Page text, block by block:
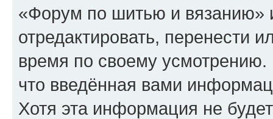
«Форум по шитью и вязанию»
отредактировать, перенести
время по своему усмотрению.
что введённая вами
Хотя эта информация не